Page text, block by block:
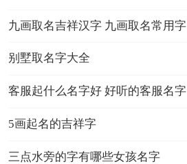
九画取名吉祥汉字 九画取名常用字
别墅取名字大全
客服起什么名字好 好听的客服名字
5画起名的吉祥字
三点水旁的字有哪些女孩名字